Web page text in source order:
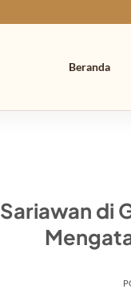
Beranda
Sariawan di